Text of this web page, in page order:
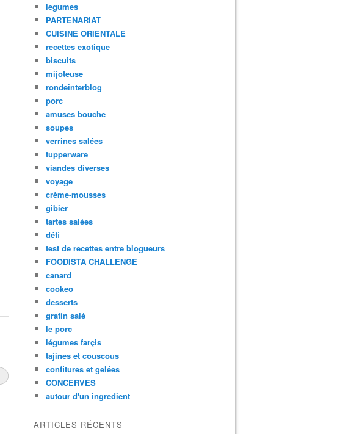
legumes
PARTENARIAT
CUISINE ORIENTALE
recettes exotique
biscuits
mijoteuse
rondeinterblog
porc
amuses bouche
soupes
verrines salées
tupperware
viandes diverses
voyage
crème-mousses
gibier
tartes salées
défi
test de recettes entre blogueurs
FOODISTA CHALLENGE
canard
cookeo
desserts
gratin salé
le porc
légumes farçis
tajines et couscous
confitures et gelées
CONCERVES
autour d'un ingredient
ARTICLES RÉCENTS